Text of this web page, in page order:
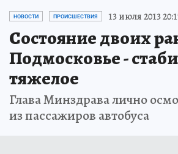
НОВОСТИ ПРОИСШЕСТВИЯ 13 июля 2013
Состояние двоих
Подмосковье -
тяжелое
Глава Минздрава лично
из пассажиров автобуса